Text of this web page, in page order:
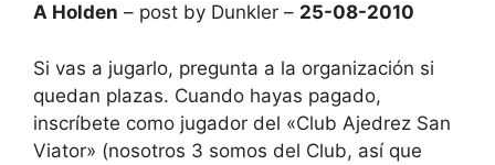
A Holden – post by Dunkler – 25-08-2010
Si vas a jugarlo, pregunta a la organización si
quedan plazas. Cuando hayas pagado,
inscríbete como jugador del «Club Ajedrez San
Viator» (nosotros 3 somos del Club, así que